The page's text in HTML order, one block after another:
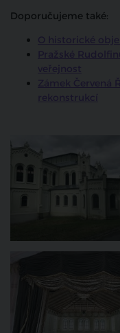
Doporučujeme také:
O historické
Pražské
veřejnost
Zámek Červená
rekonstrukcí